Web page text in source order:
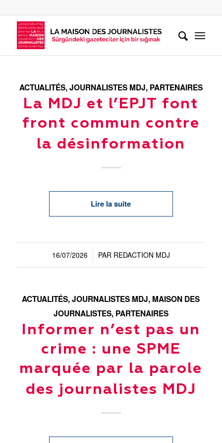
ACTUALITÉS,JOURNALISTES MDJ, PARTENAIRES
La MDJ et l’EPJT font
front commun contre
la désinformation
Lire la suite
16/07/2026
/ PAR REDACTION MDJ
ACTUALITÉS,JOURNALISTES MDJ, MAISON DES
JOURNALISTES, PARTENAIRES
Informer n’est pas un
crime : une SPME
marquée par la parole
des journalistes MDJ